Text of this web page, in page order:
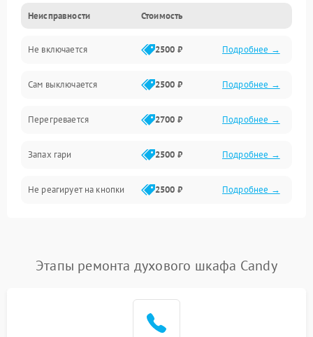
Неисправности Стоимость
Не включается 2500 ₽ Подробнее →
Сам выключается 2500 ₽ Подробнее →
Перегревается 2700 ₽ Подробнее →
Запах гари 2500 ₽ Подробнее →
Не реагирует на кнопки 2500 ₽ Подробнее →
Этапы ремонта духового шкафа Candy